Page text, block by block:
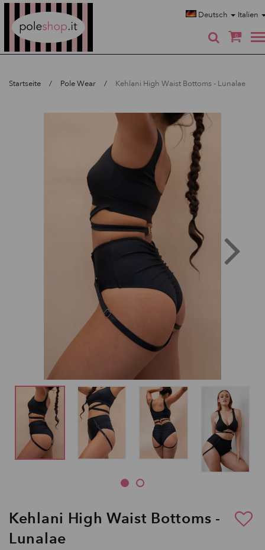
Deutsch Italien
0
Startseite Pole Wear Kehlani High Waist Bottoms - Lunalae
Kehlani High Waist Bottoms -
Lunalae